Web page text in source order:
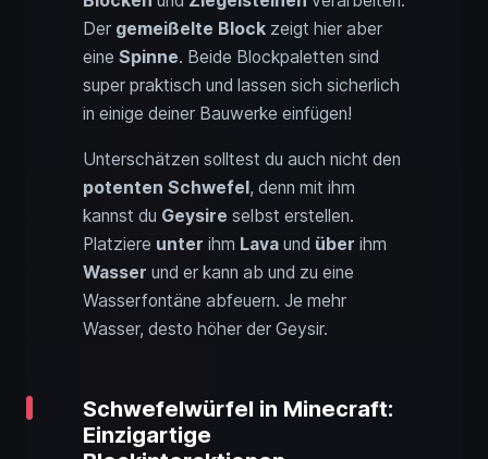
Der gemeißelte Block zeigt hier aber
eine Spinne. Beide Blockpaletten sind
super praktisch und lassen sich sicherlich
in einige deiner Bauwerke einfügen!
Unterschätzen solltest du auch nicht den
potenten Schwefel , denn mit ihm
kannst du Geysire selbst erstellen.
Platziere unter ihm Lava und über ihm
Wasser und er kann ab und zu eine
Wasserfontäne abfeuern. Je mehr
Wasser, desto höher der Geysir.
Schwefelwürfel in Minecraft:
Einzigartige